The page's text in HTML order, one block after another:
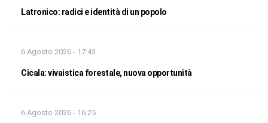
Latronico: radici e identità di un popolo
6 Agosto 2026 - 17:43
Cicala: vivaistica forestale, nuova opportunità
6 Agosto 2026 - 16:25